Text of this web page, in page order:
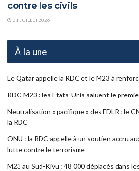
contre les civils
31 JUILLET 2026
À la une
Le Qatar appelle la RDC et le M23 à
RDC-M23 : les Etats-Unis saluent le
Neutralisation « pacifique » des FDLR : le
la RDC
ONU : la RDC appelle à un soutien accru
lutte contre le terrorisme
M23 au Sud-Kivu : 48 000 déplacés dans